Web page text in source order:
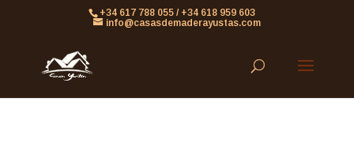
861613063953479
+34 617 788 055 / +34 618 959 603
info@casasdemaderayustas.com